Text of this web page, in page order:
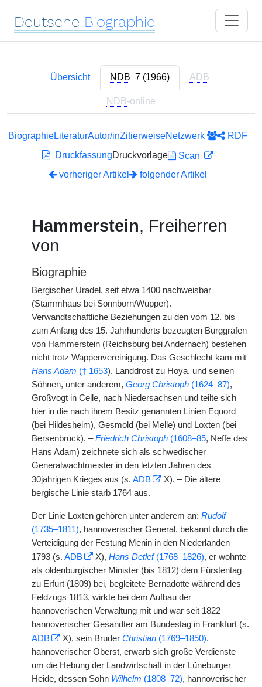
Deutsche Biographie
Übersicht NDB 7 (1966) ADB
NDB-online
BiographieLiteraturAutor/inZitierweiseNetzwerk
RDF
DruckfassungDruckvorlage
Scan
vorheriger Artikel
folgender Artikel
Hammerstein, Freiherren
von
Biographie
Bergischer Uradel, seit etwa 1400 nachweisbar
(Stammhaus bei Sonnborn/Wupper).
Verwandtschaftliche Beziehungen zu den vom 12. bis
zum Anfang des 15. Jahrhunderts bezeugten Burggrafen
von Hammerstein (Reichsburg bei Andernach) bestehen
nicht trotz Wappenvereinigung. Das Geschlecht kam mit
Hans Adam († 1653), Landdrost zu Hoya, und seinen
Söhnen, unter anderem, Georg Christoph (1624–87),
Großvogt in Celle, nach Niedersachsen und teilte sich
hier in die nach ihrem Besitz genannten Linien Equord
(bei Hildesheim), Gesmold (bei Melle) und Loxten (bei
Bersenbrück). –Friedrich Christoph (1608–85, Neffe des
Hans Adam) zeichnete sich als schwedischer
Generalwachtmeister in den letzten Jahren des
30jährigen Krieges aus (s. ADB
X). – Die ältere
bergische Linie starb 1764 aus.
Der Linie Loxten gehören unter anderem an: Rudolf
(1735–1811), hannoverischer General, bekannt durch die
Verteidigung der Festung Menin in den Niederlanden
1793 (s. ADB X), Hans Detlef(1768–1826), er wohnte
als oldenburgischer Minister (bis 1812) dem Fürstentag
zu Erfurt (1809) bei, begleitete Bernadotte während des
Feldzugs 1813, wirkte bei dem Aufbau der
hannoverischen Verwaltung mit und war seit 1822
hannoverischer Gesandter am Bundestag in Frankfurt (s.
ADB
X), sein Bruder Christian (1769–1850),
hannoverischer Oberst, erwarb sich große Verdienste
um die Hebung der Landwirtschaft in der Lüneburger
Heide, dessen Sohn Wilhelm (1808–72), hannoverischer